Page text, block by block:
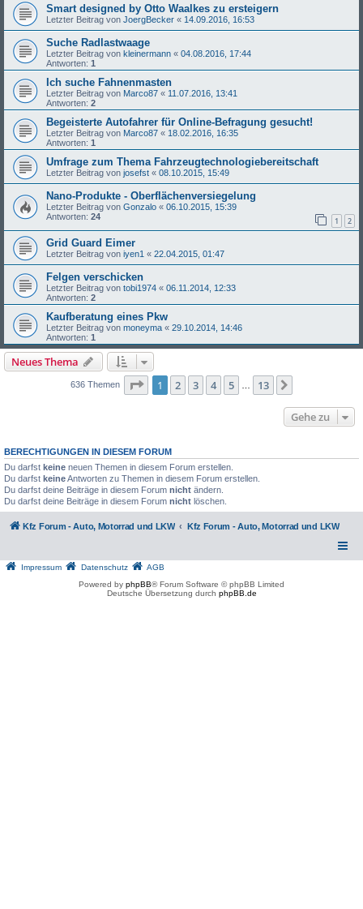
Smart designed by Otto Waalkes zu ersteigern
Letzter Beitrag von JoergBecker « 14.09.2016, 16:53
Suche Radlastwaage
Letzter Beitrag von kleinermann « 04.08.2016, 17:44
Antworten: 1
Ich suche Fahnenmasten
Letzter Beitrag von Marco87 « 11.07.2016, 13:41
Antworten: 2
Begeisterte Autofahrer für Online-Befragung gesucht!
Letzter Beitrag von Marco87 « 18.02.2016, 16:35
Antworten: 1
Umfrage zum Thema Fahrzeugtechnologiebereitschaft
Letzter Beitrag von josefst « 08.10.2015, 15:49
Nano-Produkte - Oberflächenversiegelung
Letzter Beitrag von Gonzalo « 06.10.2015, 15:39
Antworten: 24 1 2
Grid Guard Eimer
Letzter Beitrag von iyen1 « 22.04.2015, 01:47
Felgen verschicken
Letzter Beitrag von tobi1974 « 06.11.2014, 12:33
Antworten: 2
Kaufberatung eines Pkw
Letzter Beitrag von moneyma « 29.10.2014, 14:46
Antworten: 1
Neues Thema
636 Themen Seite 1von 13
1 2 3 4 5 13
Gehe zu
BERECHTIGUNGEN IN DIESEM FORUM
Du darfst keine neuen Themen in diesem Forum erstellen.
Du darfst keineAntworten zu Themen in diesem Forum erstellen.
Du darfst deine Beiträge in diesem Forum nicht ändern.
Du darfst deine Beiträge in diesem Forum nicht löschen.
Kfz Forum - Auto, Motorrad und LKW Kfz Forum - Auto, Motorrad und LKW
Impressum Datenschutz
AGB
Powered by phpBB® Forum Software © phpBB Limited
Deutsche Übersetzung durch phpBB.de